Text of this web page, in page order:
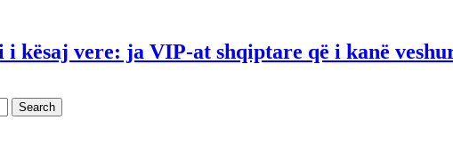
kësaj vere: ja VIP-at shqiptare që i kanë